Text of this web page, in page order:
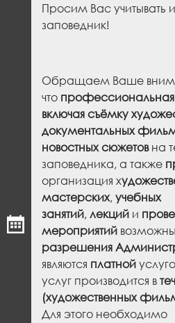
Просим Вас учитывать
заповедник!
Обращаем Ваше
что
включая съёмку
документальных
новостных сюжетовна
заповедника, а также
организация х
мастерских, учебных
занятий, лекций и
мероприятий
разрешения
являются платной
услуг производится в
(художественных
Для этого необходимо